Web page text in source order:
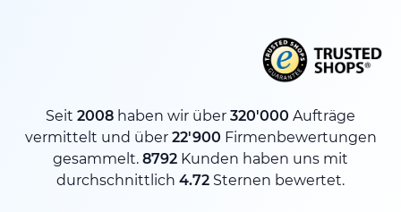
Seit 2008 haben wir über 320'000 Aufträge
vermittelt und über 22'900 Firmenbewertungen
gesammelt. 8792 Kunden haben uns mit
durchschnittlich 4.72 Sternen bewertet.